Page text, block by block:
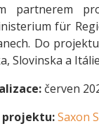
partnerem
für
Do
Slovinska a
červen
projektu:Saxon